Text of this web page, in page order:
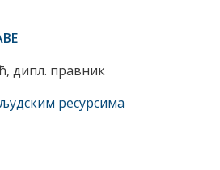
дипл. правник
ресурсима